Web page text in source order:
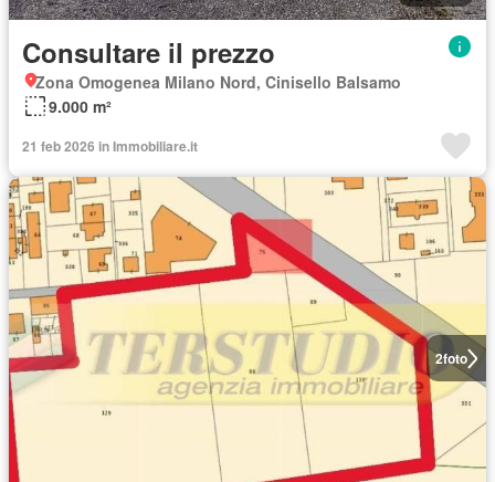
Consultare il prezzo
Zona Omogenea Milano Nord, Cinisello Balsamo
9.000 m²
21 feb 2026 in Immobiliare.it
2foto